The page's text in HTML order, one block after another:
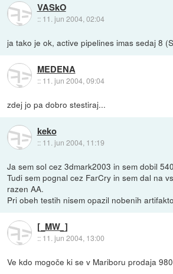
VASkO
:: 11. jun 2004, 02:04
ja tako je ok, active pipelines imas sedaj 8
MEDENA
:: 11. jun 2004, 09:04
zdej jo pa dobro stestiraj...
keko
:: 11. jun 2004, 11:19
Ja sem sol cez 3dmark2003 in sem dobil
Tudi sem pognal cez FarCry in sem dal na
razen AA.
Pri obeh testih nisem opazil nobenih
[_MW_]
:: 11. jun 2004, 13:00
Ve kdo mogoče ki se v Mariboru prodaja